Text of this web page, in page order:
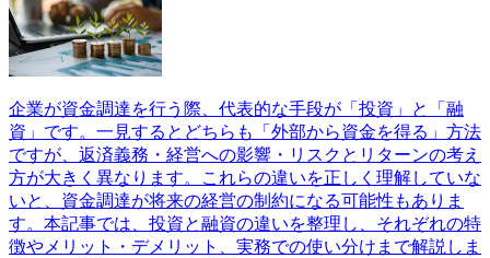
企業が資金調達を行う際、代表的な手段が「投資」と「融
資」です。一見するとどちらも「外部から資金を得る」方法
ですが、返済義務・経営への影響・リスクとリターンの考え
方が大きく異なります。これらの違いを正しく理解していな
いと、資金調達が将来の経営の制約になる可能性もありま
す。本記事では、投資と融資の違いを整理し、それぞれの特
徴やメリット・デメリット、実務での使い分けまで解説しま